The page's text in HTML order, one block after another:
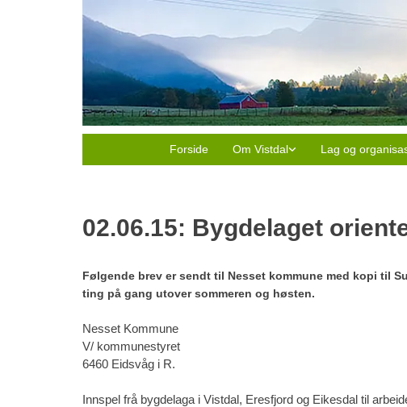
Forside Om Vistdal Lag og
02.06.15: Bygdelaget
Følgende brev er sendt til Nesset kommune med kopi til
ting på gang utover sommeren og høsten.
Nesset Kommune
V/ kommunestyret
6460 Eidsvåg i R.
Innspel frå bygdelaga i Vistdal, Eresfjord og Eikesdal til